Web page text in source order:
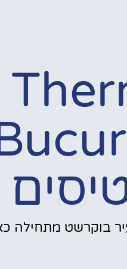
בוקרשט מתחילה